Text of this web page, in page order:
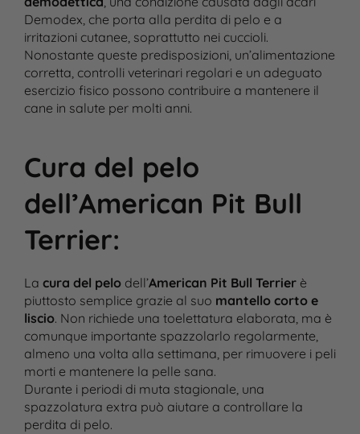
Demodex, che porta alla perdita di pelo e a
irritazioni cutanee, soprattutto nei cuccioli.
Nonostante queste predisposizioni, un’alimentazione
corretta, controlli veterinari regolari e un adeguato
esercizio fisico possono contribuire a mantenere il
cane in salute per molti anni.
Cura del pelo
dell’American Pit Bull
Terrier:
La cura del pelodell’American Pit Bull Terrierè
piuttosto semplice grazie al suo mantello corto e
liscio. Non richiede una toelettatura elaborata, ma è
comunque importante spazzolarlo regolarmente,
almeno una volta alla settimana, per rimuovere i peli
morti e mantenere la pelle sana.
Durante i periodi di muta stagionale, una
spazzolatura extra può aiutare a controllare la
perdita di pelo.